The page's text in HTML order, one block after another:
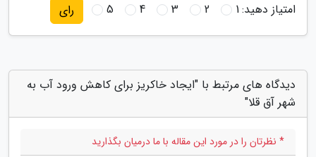
امتیاز دهید:1
2
3
4
5 رای
دیدگاه های مرتبط با "ایجاد خاکریز برای کاهش ورود آب به
شهر آق قلا"
* نظرتان را در مورد این مقاله با ما درمیان بگذارید